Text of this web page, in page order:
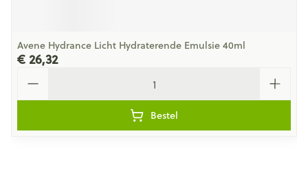
Avene Hydrance Licht Hydraterende Emulsie 40ml
€ 26,32
Bestel